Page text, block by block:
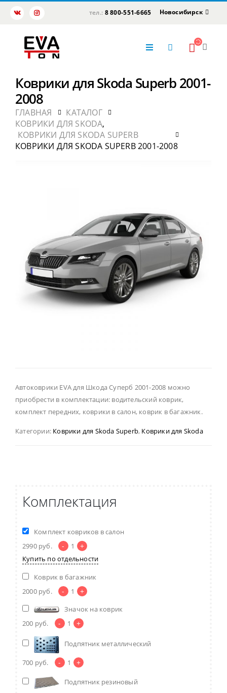
тел.: 8 800-551-6665 Новосибирск
Коврики для Skoda Superb 2001-
2008
ГЛАВНАЯ
КАТАЛОГ
КОВРИКИ ДЛЯ SKODA,
КОВРИКИ ДЛЯ SKODA SUPERB
КОВРИКИ ДЛЯ SKODA SUPERB 2001-2008
Автоковрики EVA для Шкода Суперб 2001-2008 можно
приобрести в комплектации: водительский коврик,
комплект передних, коврики в салон, коврик в багажник.
Категории: Коврики для Skoda Superb, Коврики для Skoda
Комплектация
Комплект ковриков в салон
2990 руб. - 1 +
Купить по отдельности
Коврик в багажник
2000 руб. - 1 +
Значок на коврик
200 руб. - 1 +
Подпятник металлический
700 руб. - 1 +
Подпятник резиновый